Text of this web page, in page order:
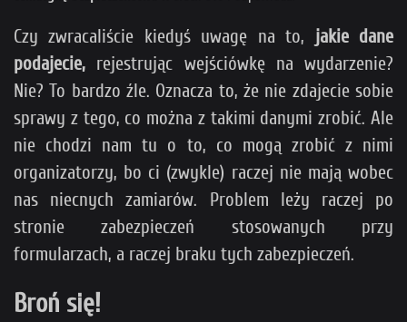
Czy zwracaliście kiedyś uwagę na to, jakie dane
podajecie, rejestrując wejściówkę na wydarzenie?
Nie? To bardzo źle. Oznacza to, że nie zdajecie sobie
sprawy z tego, co można z takimi danymi zrobić. Ale
nie chodzi nam tu o to, co mogą zrobić z nimi
organizatorzy, bo ci (zwykle) raczej nie mają wobec
nas niecnych zamiarów. Problem leży raczej po
stronie zabezpieczeń stosowanych przy
formularzach, a raczej braku tych zabezpieczeń.
Broń się!